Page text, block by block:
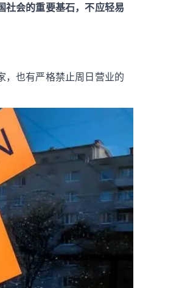
社会的重要基石，不应轻易
，也有严格禁止周日营业的